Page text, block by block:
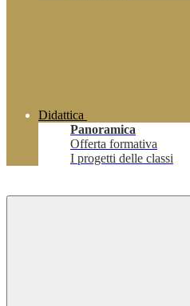
Didattica
Panoramica
Offerta formativa
I progetti delle classi